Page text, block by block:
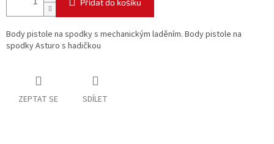
Přidat do košíku
Body pistole na spodky s mechanickým laděním. Body pistole na
spodky Asturo s hadičkou
ZEPTAT SE SDÍLET